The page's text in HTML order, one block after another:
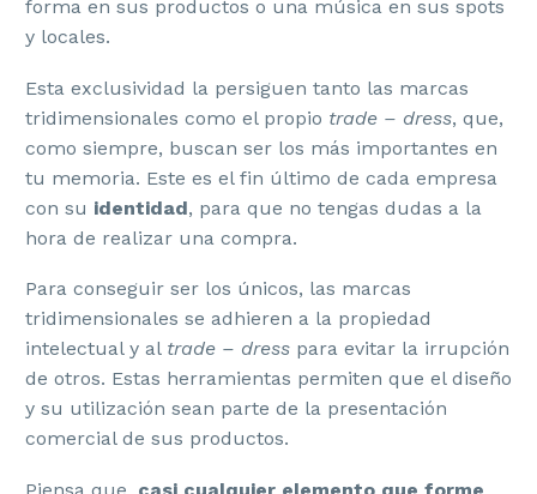
forma en sus productos o una música en sus spots
y locales.
Esta exclusividad la persiguen tanto las marcas
tridimensionales como el propio trade – dress, que,
como siempre, buscan ser los más importantes en
tu memoria. Este es el fin último de cada empresa
con su identidad, para que no tengas dudas a la
hora de realizar una compra.
Para conseguir ser los únicos, las marcas
tridimensionales se adhieren a la propiedad
intelectual y al trade – dress para evitar la irrupción
de otros. Estas herramientas permiten que el diseño
y su utilización sean parte de la presentación
comercial de sus productos.